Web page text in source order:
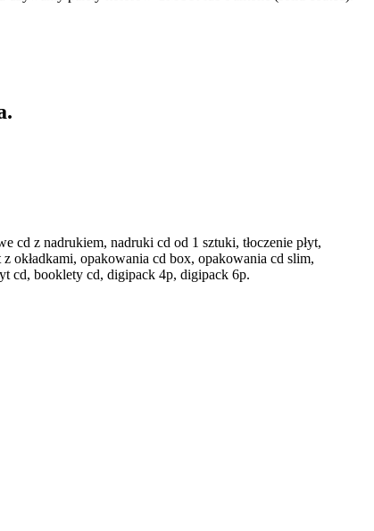
cd z nadrukiem, nadruki cd od 1 sztuki, tłoczenie płyt,
okładkami, opakowania cd box, opakowania cd slim,
cd, booklety cd, digipack 4p, digipack 6p.